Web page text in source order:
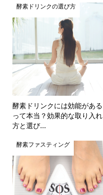
酵素ドリンクの選び方
酵素ドリンクには効能がある
って本当？効果的な取り入れ
方と選び...
酵素ファスティング